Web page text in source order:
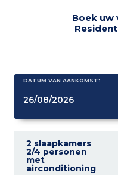
Boek uw
DATUM VAN AANKOMST:
2 slaapkamers
2/4 personen
met
airconditioning